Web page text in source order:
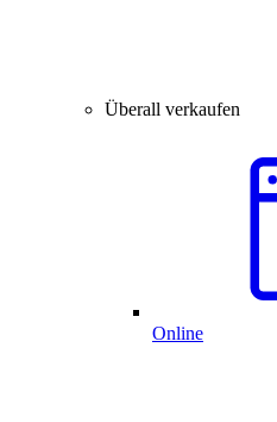
Überall verkaufen
Online